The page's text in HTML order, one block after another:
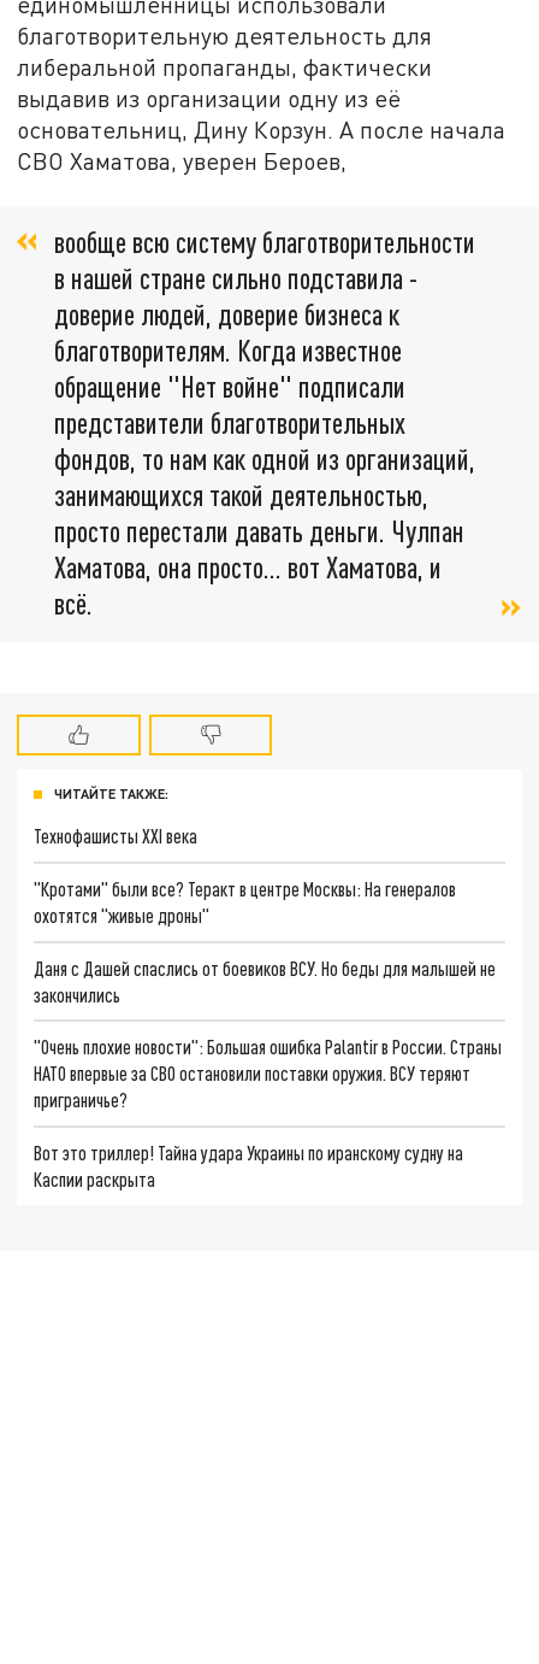
благотворительную деятельность для
либеральной пропаганды, фактически
выдавив из организации одну из её
основательниц, Дину Корзун. А после начала
СВО Хаматова, уверен Бероев,
вообще всю систему благотворительности
в нашей стране сильно подставила -
доверие людей, доверие бизнеса к
благотворителям. Когда известное
обращение "Нет войне" подписали
представители благотворительных
фондов, то нам как одной из организаций,
занимающихся такой деятельностью,
просто перестали давать деньги. Чулпан
Хаматова, она просто… вот Хаматова, и
всё.
ЧИТАЙТЕ ТАКЖЕ:
Технофашисты XXI века
"Кротами" были все? Теракт в центре Москвы: На генералов
охотятся "живые дроны"
Даня с Дашей спаслись от боевиков ВСУ. Но беды для малышей не
закончились
"Очень плохие новости": Большая ошибка Palantir в России. Страны
НАТО впервые за СВО остановили поставки оружия. ВСУ теряют
приграничье?
Вот это триллер! Тайна удара Украины по иранскому судну на
Каспии раскрыта